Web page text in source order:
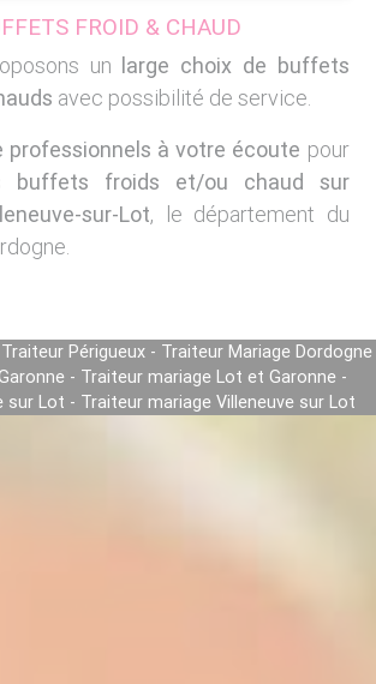
FROID & CHAUD
un large choix de buffets
avec possibilité de service.
professionnels à votre écoute pour
buffets froids et/ou chaud sur
sur-Lot, le département du
Périgueux - Traiteur Mariage Dordogne
- Traiteur mariage Lot et Garonne -
sur Lot - Traiteur mariage Villeneuve sur Lot